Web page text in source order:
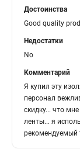
Достоинства
Good quality
Недостатки
No
Комментарий
Я купил эту
персонал
скидку... что
ленты... я
рекомендуемый